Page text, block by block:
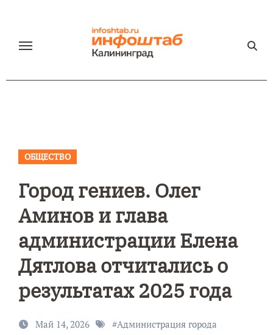
содержанию
ОБЩЕСТВО
Город гениев. Олег
Аминов и глава
администрации Елена
Дятлова отчитались о
результатах 2025 года
Май 14, 2026 #Администрация города